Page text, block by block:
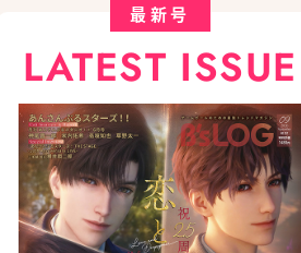
最新号
LATEST ISSUE